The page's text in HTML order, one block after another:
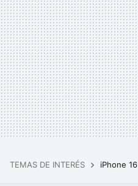
TEMAS DE INTERÉS iPhone 16